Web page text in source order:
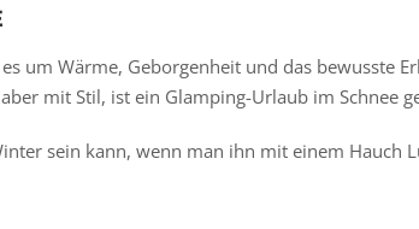
um Wärme, Geborgenheit und das bewusste
mit Stil, ist ein Glamping-Urlaub im Schnee
sein kann, wenn man ihn mit einem Hauch